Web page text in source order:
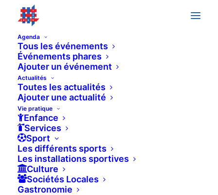
Agenda
Tous les événements
Événements phares
Ajouter un événement
Actualités
Toutes les actualités
Ajouter une actualité
Vie pratique
Enfance
Services
Sport
Les différents sports
Les installations sportives
Culture
Sociétés Locales
Gastronomie
All Day